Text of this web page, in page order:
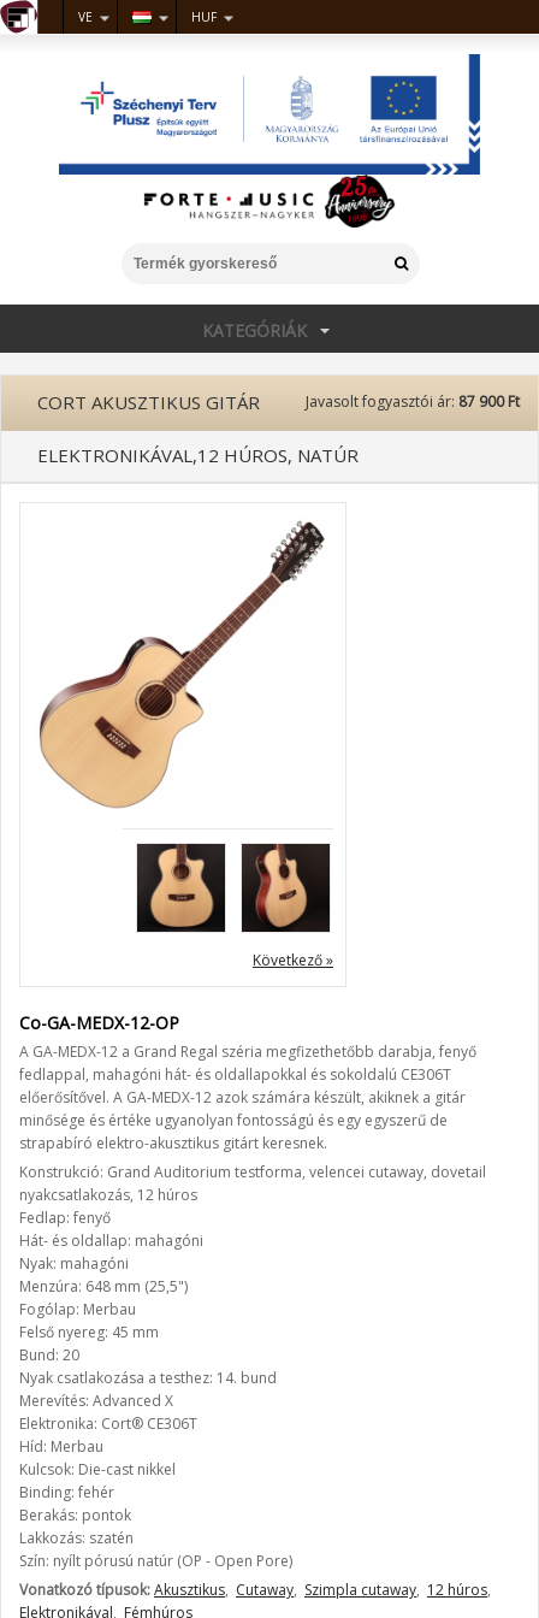
VE HUF
KATEGÓRIÁK
Javasolt fogyasztói ár: 87 900 Ft
CORT AKUSZTIKUS GITÁR
ELEKTRONIKÁVAL,12 HÚROS, NATÚR
Következő »
Co-GA-MEDX-12-OP
A GA-MEDX-12 a Grand Regal széria megfizethetőbb darabja, fenyő
fedlappal, mahagóni hát- és oldallapokkal és sokoldalú CE306T
előerősítővel. A GA-MEDX-12 azok számára készült, akiknek a gitár
minősége és értéke ugyanolyan fontosságú és egy egyszerű de
strapabíró elektro-akusztikus gitárt keresnek.
Konstrukció: Grand Auditorium testforma, velencei cutaway, dovetail
nyakcsatlakozás, 12 húros
Fedlap: fenyő
Hát- és oldallap: mahagóni
Nyak: mahagóni
Menzúra: 648 mm (25,5")
Fogólap: Merbau
Felső nyereg: 45 mm
Bund: 20
Nyak csatlakozása a testhez: 14. bund
Merevítés: Advanced X
Elektronika: Cort® CE306T
Híd: Merbau
Kulcsok: Die-cast nikkel
Binding: fehér
Berakás: pontok
Lakkozás: szatén
Szín: nyílt pórusú natúr (OP - Open Pore)
Vonatkozó típusok:Akusztikus, Cutaway, Szimpla cutaway, 12 húros,
Elektronikával, Fémhúros